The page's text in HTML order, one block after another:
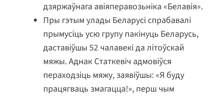
дзяржаўнага авіяперавозьніка «Белавія».
Пры гэтым улады Беларусі спрабавалі
прымусіць усю групу пакінуць Беларусь,
даставіўшы 52 чалавекі да літоўскай
мяжы. Аднак Статкевіч адмовіўся
пераходзіць мяжу, заявіўшы: «Я буду
працягваць змагацца!», перш чым